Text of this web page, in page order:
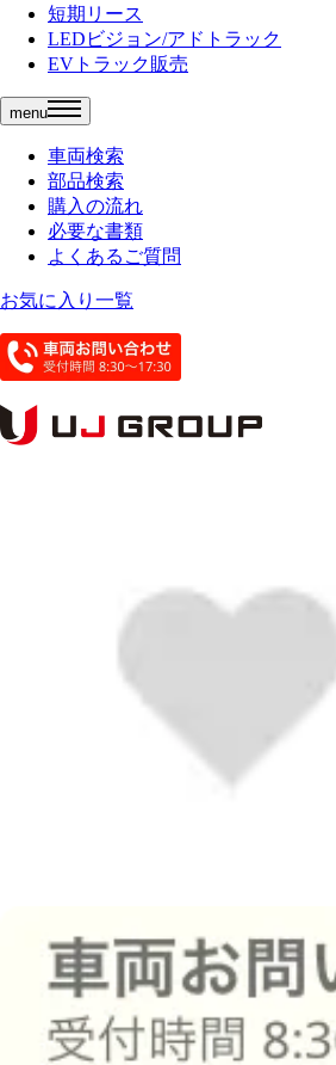
短期リース
LEDビジョン/アドトラック
EVトラック販売
menu
車両検索
部品検索
購入の流れ
必要な書類
よくあるご質問
お気に入り一覧